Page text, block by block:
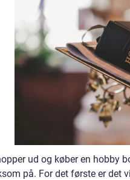
ud og køber en hobby
på. For det første er det